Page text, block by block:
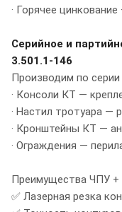
· Горячее
Серийное и
3.501.1-146
Производим по серии
· Консоли КТ —
· Настил тротуара —
· Кронштейны КТ —
· Ограждения —
Преимущества ЧПУ +
✅ Лазерная резка